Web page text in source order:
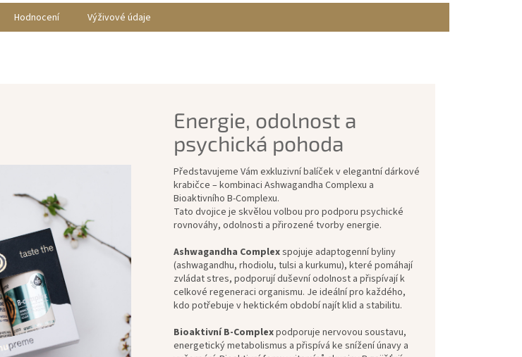
Hodnocení Výživové údaje
Energie, odolnost a
psychická pohoda
Představujeme Vám exkluzivní balíček v elegantní dárkové
krabičce – kombinaci Ashwagandha Complexu a
Bioaktivního B-Complexu.
Tato dvojice je skvělou volbou pro podporu psychické
rovnováhy, odolnosti a přirozené tvorby energie.
Ashwagandha Complexspojuje adaptogenní byliny
(ashwagandhu, rhodiolu, tulsi a kurkumu), které pomáhají
zvládat stres, podporují duševní odolnost a přispívají k
celkové regeneraci organismu. Je ideální pro každého,
kdo potřebuje v hektickém období najít klid a stabilitu.
Bioaktivní B-Complexpodporuje nervovou soustavu,
energetický metabolismus a přispívá ke snížení únavy a